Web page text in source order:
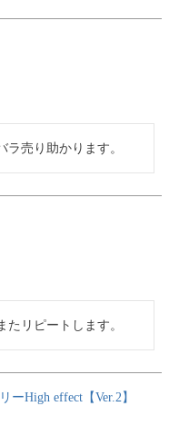
売り助かります。
リピートします。
High effect【Ver.2】